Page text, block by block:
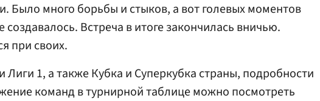
Было много борьбы и стыков, а вот голевых моментов
создавалось. Встреча в итоге закончилась вничью.
при своих.
Лиги 1, а также Кубка и Суперкубка страны, подробности
команд в турнирной таблице можно посмотреть